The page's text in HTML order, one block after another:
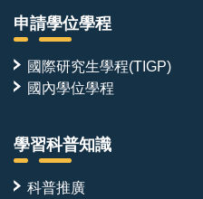
申請學位學程
國際研究生學程(TIGP)
國內學位學程
學習科普知識
科普推廣